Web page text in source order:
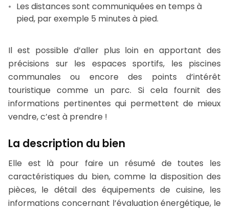
Les distances sont communiquées en temps à
pied, par exemple 5 minutes à pied.
Il est possible d’aller plus loin en apportant des
précisions sur les espaces sportifs, les piscines
communales ou encore des points d’intérêt
touristique comme un parc. Si cela fournit des
informations pertinentes qui permettent de mieux
vendre, c’est à prendre !
La description du bien
Elle est là pour faire un résumé de toutes les
caractéristiques du bien, comme la disposition des
pièces, le détail des équipements de cuisine, les
informations concernant l’évaluation énergétique, le